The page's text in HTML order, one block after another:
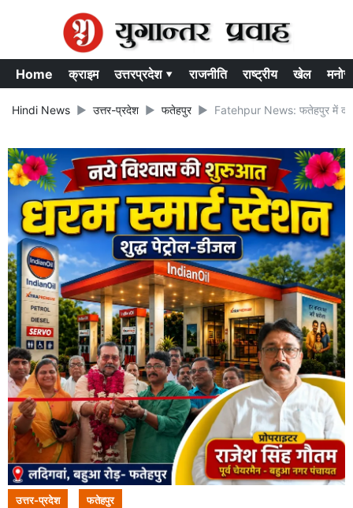
Home क्राइम उत्तरप्रदेश ▾ राजनीति राष्ट्रीय खेल
Hindi News उत्तर-प्रदेश फतेहपुर Fatehpur News: फतेहपुर में
उत्तर-प्रदेश फतेहपुर